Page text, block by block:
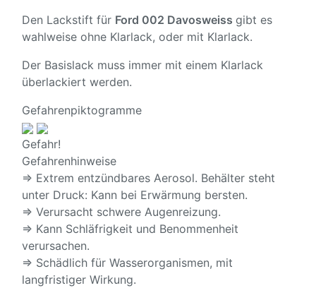
Den Lackstift für Ford 002 Davosweiss gibt es
wahlweise ohne Klarlack, oder mit Klarlack.
Der Basislack muss immer mit einem Klarlack
überlackiert werden.
Gefahrenpiktogramme
Gefahr!
Gefahrenhinweise
⇒ Extrem entzündbares Aerosol. Behälter steht
unter Druck: Kann bei Erwärmung bersten.
⇒ Verursacht schwere Augenreizung.
⇒ Kann Schläfrigkeit und Benommenheit
verursachen.
⇒ Schädlich für Wasserorganismen, mit
langfristiger Wirkung.